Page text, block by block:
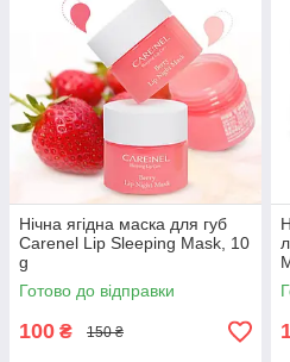
Нічна ягідна маска для губ
Carenel Lip Sleeping Mask, 10
g
Готово до відправки
100 ₴ 150 ₴